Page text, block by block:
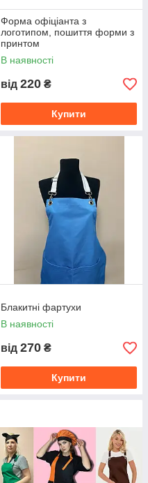
Форма офіціанта з
логотипом, пошиття форми з
принтом
В наявності
від 220 ₴
Купити
Блакитні фартухи
В наявності
від 270 ₴
Купити